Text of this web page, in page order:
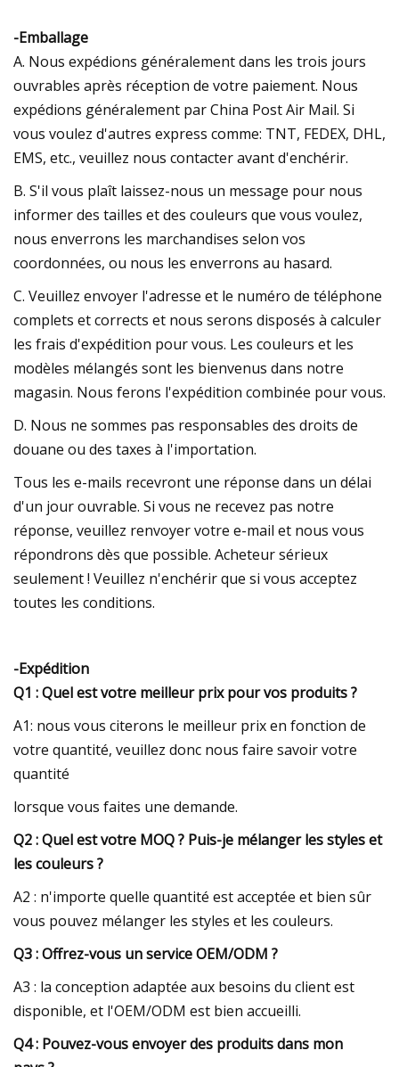
-Emballage
A. Nous expédions généralement dans les trois jours
ouvrables après réception de votre paiement. Nous
expédions généralement par China Post Air Mail. Si
vous voulez d'autres express comme: TNT, FEDEX, DHL,
EMS, etc., veuillez nous contacter avant d'enchérir.
B. S'il vous plaît laissez-nous un message pour nous
informer des tailles et des couleurs que vous voulez,
nous enverrons les marchandises selon vos
coordonnées, ou nous les enverrons au hasard.
C. Veuillez envoyer l'adresse et le numéro de téléphone
complets et corrects et nous serons disposés à calculer
les frais d'expédition pour vous. Les couleurs et les
modèles mélangés sont les bienvenus dans notre
magasin. Nous ferons l'expédition combinée pour vous.
D. Nous ne sommes pas responsables des droits de
douane ou des taxes à l'importation.
Tous les e-mails recevront une réponse dans un délai
d'un jour ouvrable. Si vous ne recevez pas notre
réponse, veuillez renvoyer votre e-mail et nous vous
répondrons dès que possible. Acheteur sérieux
seulement ! Veuillez n'enchérir que si vous acceptez
toutes les conditions.
-Expédition
Q1 : Quel est votre meilleur prix pour vos produits ?
A1: nous vous citerons le meilleur prix en fonction de
votre quantité, veuillez donc nous faire savoir votre
quantité
lorsque vous faites une demande.
Q2 : Quel est votre MOQ ? Puis-je mélanger les styles et
les couleurs ?
A2 : n'importe quelle quantité est acceptée et bien sûr
vous pouvez mélanger les styles et les couleurs.
Q3 : Offrez-vous un service OEM/ODM ?
A3 : la conception adaptée aux besoins du client est
disponible, et l'OEM/ODM est bien accueilli.
Q4 : Pouvez-vous envoyer des produits dans mon